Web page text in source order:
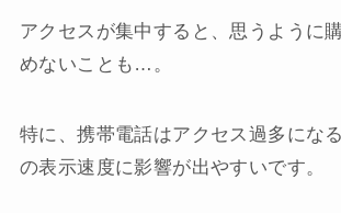
アクセスが集中すると、思うように
めないことも…。
特に、携帯電話はアクセス過多にな
の表示速度に影響が出やすいです。